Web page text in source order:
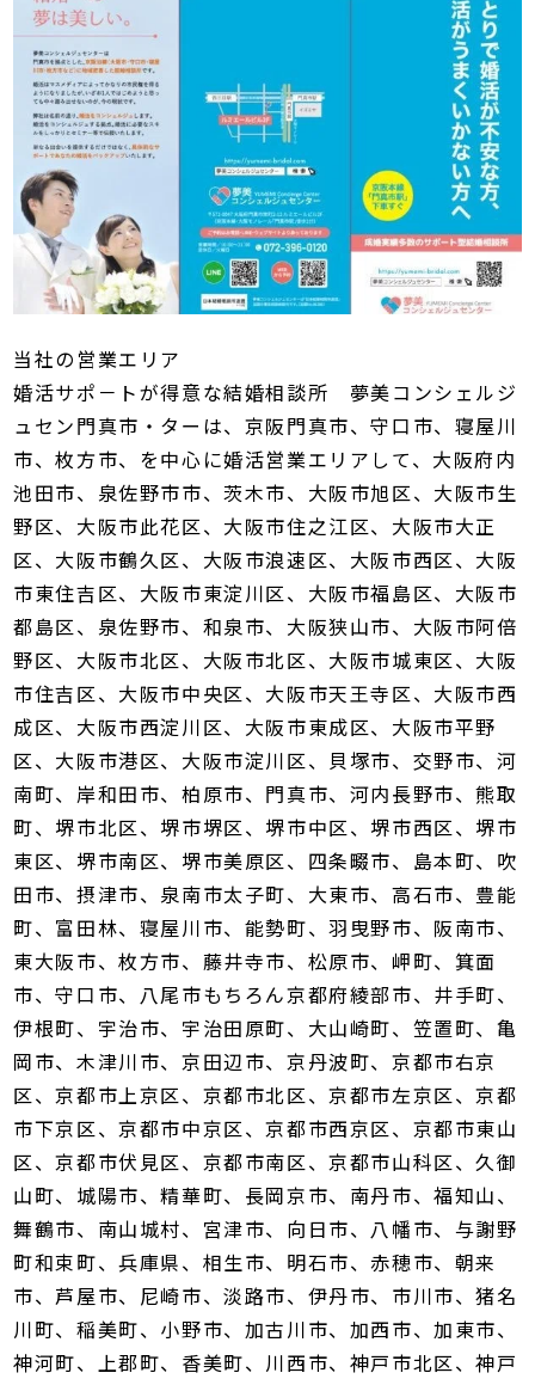
当社の営業エリア
婚活サポ－トが得意な結婚相談所 夢美コンシェルジ
ュセン門真市・ターは、京阪門真市、守口市、寝屋川
市、枚方市、を中心に婚活営業エリアして、大阪府内
池田市、泉佐野市市、茨木市、大阪市旭区、大阪市生
野区、大阪市此花区、大阪市住之江区、大阪市大正
区、大阪市鶴久区、大阪市浪速区、大阪市西区、大阪
市東住吉区、大阪市東淀川区、大阪市福島区、大阪市
都島区、泉佐野市、和泉市、大阪狭山市、大阪市阿倍
野区、大阪市北区、大阪市北区、大阪市城東区、大阪
市住吉区、大阪市中央区、大阪市天王寺区、大阪市西
成区、大阪市西淀川区、大阪市東成区、大阪市平野
区、大阪市港区、大阪市淀川区、貝塚市、交野市、河
南町、岸和田市、柏原市、門真市、河内長野市、熊取
町、堺市北区、堺市堺区、堺市中区、堺市西区、堺市
東区、堺市南区、堺市美原区、四条畷市、島本町、吹
田市、摂津市、泉南市太子町、大東市、高石市、豊能
町、富田林、寝屋川市、能勢町、羽曳野市、阪南市、
東大阪市、枚方市、藤井寺市、松原市、岬町、箕面
市、守口市、八尾市もちろん京都府綾部市、井手町、
伊根町、宇治市、宇治田原町、大山崎町、笠置町、亀
岡市、木津川市、京田辺市、京丹波町、京都市右京
区、京都市上京区、京都市北区、京都市左京区、京都
市下京区、京都市中京区、京都市西京区、京都市東山
区、京都市伏見区、京都市南区、京都市山科区、久御
山町、城陽市、精華町、長岡京市、南丹市、福知山、
舞鶴市、南山城村、宮津市、向日市、八幡市、与謝野
町和束町、兵庫県、相生市、明石市、赤穂市、朝来
市、芦屋市、尼崎市、淡路市、伊丹市、市川市、猪名
川町、稲美町、小野市、加古川市、加西市、加東市、
神河町、上郡町、香美町、川西市、神戸市北区、神戸